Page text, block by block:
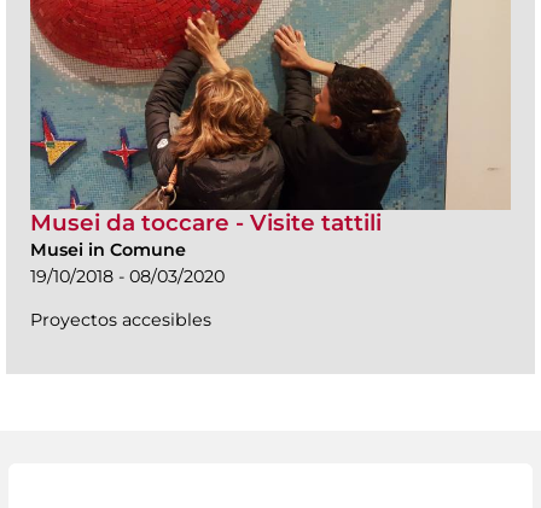
Musei da toccare - Visite tattili
Musei in Comune
19/10/2018 - 08/03/2020
Proyectos accesibles